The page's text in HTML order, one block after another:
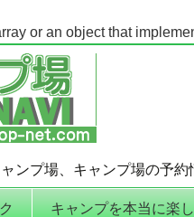
or an object that
ンプ場、キャンプ場の予約
キャンプを本当に楽